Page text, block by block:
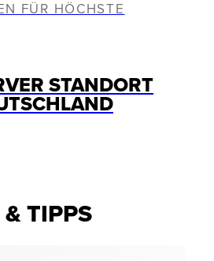
FÜR HÖCHSTE
STANDORT
TIPPS